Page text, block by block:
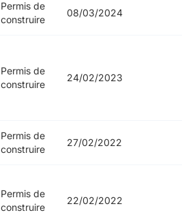
Permis de
construire
08/03/2024
Permis de
construire
24/02/2023
Permis de
construire
27/02/2022
Permis de
construire
22/02/2022